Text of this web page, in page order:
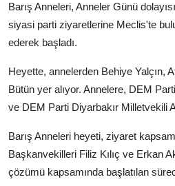
Barış Anneleri, Anneler Günü
siyasi parti ziyaretlerine Meclis'te
ederek başladı.
Heyette, annelerden Behiye Yalçın,
Bütün yer alıyor. Annelere, DEM
ve DEM Parti Diyarbakır Milletvekili
Barış Anneleri heyeti, ziyaret
Başkanvekilleri Filiz Kılıç ve Erkan
çözümü kapsamında başlatılan